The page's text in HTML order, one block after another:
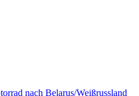
nach Belarus/Weißrussland